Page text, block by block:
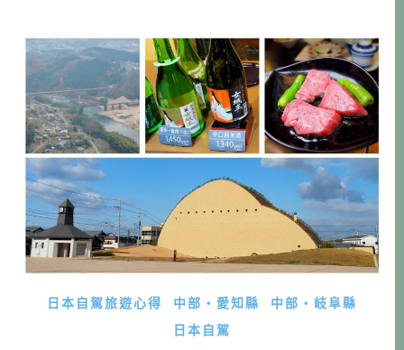
日本自駕旅遊心得 中部・愛知縣
中部・岐阜縣
日本自駕